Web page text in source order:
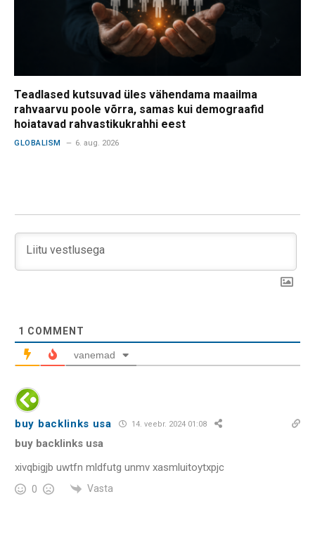
Teadlased kutsuvad üles vähendama maailma
rahvaarvu poole võrra, samas kui demograafid
hoiatavad rahvastikukrahhi eest
GLOBALISM 6. aug. 2026
1 COMMENT
vanemad
buy backlinks usa 14. veebr. 2024 01:08
buy backlinks usa
xivqbigjb uwtfn mldfutg unmv xasmluitoytxpjc
0 Vasta